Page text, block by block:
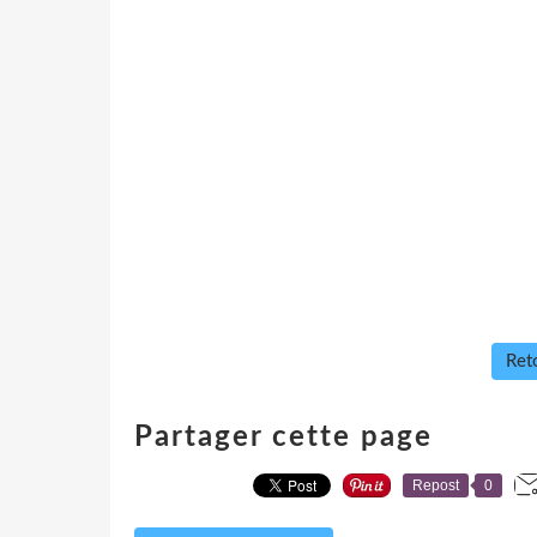
Partager cette page
Repost 0